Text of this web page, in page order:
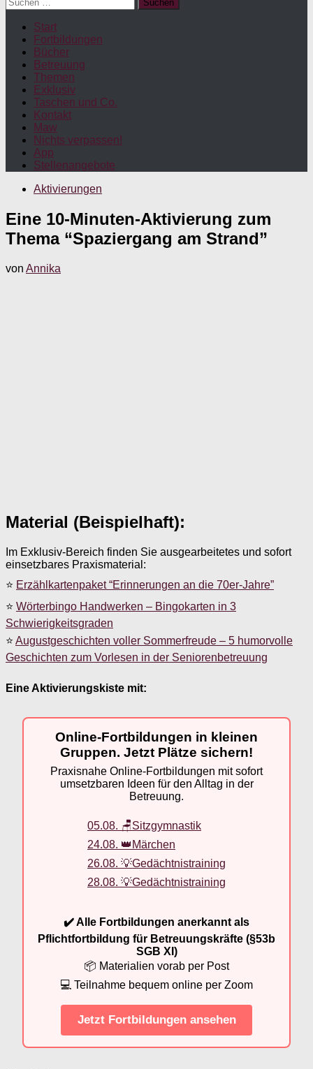
nach:
Start
Fortbildungen
Bücher
Betreuung
Themen
Exklusiv
Taschen und Co.
Kontakt
Maw
Nichts verpassen!
App
Stellenangebote
Aktivierungen
Eine 10-Minuten-Aktivierung zum
Thema “Spaziergang am Strand”
von Annika
Material (Beispielhaft):
Im Exklusiv-Bereich finden Sie ausgearbeitetes und sofort
einsetzbares Praxismaterial:
⭐ Erzählkartenpaket “Erinnerungen an die 70er-Jahre”
⭐ Wörterbingo Handwerken – Bingokarten in 3
Schwierigkeitsgraden
⭐ Augustgeschichten voller Sommerfreude – 5 humorvolle
Geschichten zum Vorlesen in der Seniorenbetreuung
Eine Aktivierungskiste mit:
Online-Fortbildungen in kleinen
Gruppen. Jetzt Plätze sichern!
Praxisnahe Online-Fortbildungen mit sofort
umsetzbaren Ideen für den Alltag in der
Betreuung.
05.08. 🪑Sitzgymnastik
24.08. 👑Märchen
26.08. 💡Gedächtnistraining
28.08. 💡Gedächtnistraining
✔️ Alle Fortbildungen anerkannt als
Pflichtfortbildung für Betreuungskräfte (§53b
SGB XI)
📦 Materialien vorab per Post
💻 Teilnahme bequem online per Zoom
Jetzt Fortbildungen ansehen